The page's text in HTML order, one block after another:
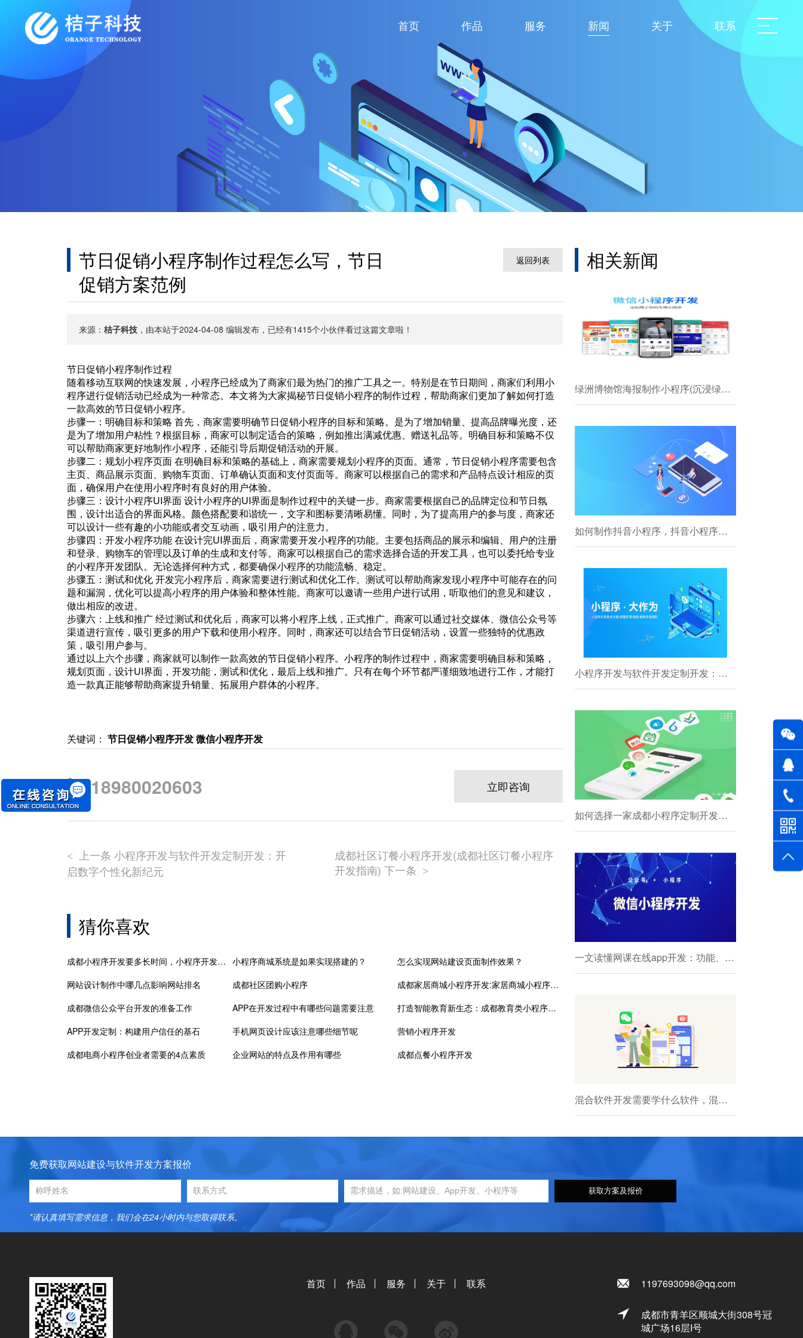
首页 作品 服务 新闻 关于 联系
节日促销小程序制作过程怎么写，节日
促销方案范例
返回列表
来源： 桔子科技 ，由本站于2024-04-08 编辑发布，已经有1415个小伙伴看过这篇文章啦！
节日促销小程序制作过程
随着移动互联网的快速发展，小程序已经成为了商家们最为热门的推广工具之一。特别是在节日期间，商家们利用小
程序进行促销活动已经成为一种常态。本文将为大家揭秘节日促销小程序的制作过程，帮助商家们更加了解如何打造
一款高效的节日促销小程序。
步骤一：明确目标和策略 首先，商家需要明确节日促销小程序的目标和策略。是为了增加销量、提高品牌曝光度，还
是为了增加用户粘性？根据目标，商家可以制定适合的策略，例如推出满减优惠、赠送礼品等。明确目标和策略不仅
可以帮助商家更好地制作小程序，还能引导后期促销活动的开展。
步骤二：规划小程序页面 在明确目标和策略的基础上，商家需要规划小程序的页面。通常，节日促销小程序需要包含
主页、商品展示页面、购物车页面、订单确认页面和支付页面等。商家可以根据自己的需求和产品特点设计相应的页
面，确保用户在使用小程序时有良好的用户体验。
步骤三：设计小程序UI界面 设计小程序的UI界面是制作过程中的关键一步。商家需要根据自己的品牌定位和节日氛
围，设计出适合的界面风格。颜色搭配要和谐统一，文字和图标要清晰易懂。同时，为了提高用户的参与度，商家还
可以设计一些有趣的小功能或者交互动画，吸引用户的注意力。
步骤四：开发小程序功能 在设计完UI界面后，商家需要开发小程序的功能。主要包括商品的展示和编辑、用户的注册
和登录、购物车的管理以及订单的生成和支付等。商家可以根据自己的需求选择合适的开发工具，也可以委托给专业
的小程序开发团队。无论选择何种方式，都要确保小程序的功能流畅、稳定。
步骤五：测试和优化 开发完小程序后，商家需要进行测试和优化工作。测试可以帮助商家发现小程序中可能存在的问
题和漏洞，优化可以提高小程序的用户体验和整体性能。商家可以邀请一些用户进行试用，听取他们的意见和建议，
做出相应的改进。
步骤六：上线和推广 经过测试和优化后，商家可以将小程序上线，正式推广。商家可以通过社交媒体、微信公众号等
渠道进行宣传，吸引更多的用户下载和使用小程序。同时，商家还可以结合节日促销活动，设置一些独特的优惠政
策，吸引用户参与。
通过以上六个步骤，商家就可以制作一款高效的节日促销小程序。小程序的制作过程中，商家需要明确目标和策略，
规划页面，设计UI界面，开发功能，测试和优化，最后上线和推广。只有在每个环节都严谨细致地进行工作，才能打
造一款真正能够帮助商家提升销量、拓展用户群体的小程序。
关键词： 节日促销小程序开发微信小程序开发
18980020603 立即咨询
<
上一条 小程序开发与软件开发定制开发：开
启数字个性化新纪元
成都社区订餐小程序开发(成都社区订餐小程序
开发指南) 下一条 >
猜你喜欢
成都小程序开发要多长时间，小程序开发有前途吗 小程序商城系统是如果实现搭建的？
怎么实现网站建设页面制作效果？
网站设计制作中哪几点影响网站排名
成都社区团购小程序
成都家居商城小程序开发:家居商城小程序开发功能解决方案
成都微信公众平台开发的准备工作
APP在开发过程中有哪些问题需要注意
打造智能教育新生态：成都教育类小程序开发的无限可能
APP开发定制：构建用户信任的基石
手机网页设计应该注意哪些细节呢
营销小程序开发
成都电商小程序创业者需要的4点素质
企业网站的特点及作用有哪些 成都点餐小程序开发
相关新闻
绿洲博物馆海报制作小程序(沉浸绿洲，探秘博物馆)
如何制作抖音小程序，抖音小程序制作流程
小程序开发与软件开发定制开发：开启数字个性化新纪元
如何选择一家成都小程序定制开发公司服务商
一文读懂网课在线app开发：功能、成本与前景
混合软件开发需要学什么软件，混合软件开发需要学什么课程
免费获取网站建设与软件开发方案报价
获取方案及报价
*请认真填写需求信息，我们会在24小时内与您取得联系。
首页 作品 服务 关于 联系
QQ 微信 微博
1197693098@qq.com
成都市青羊区顺城大街308号冠
城广场16层I号